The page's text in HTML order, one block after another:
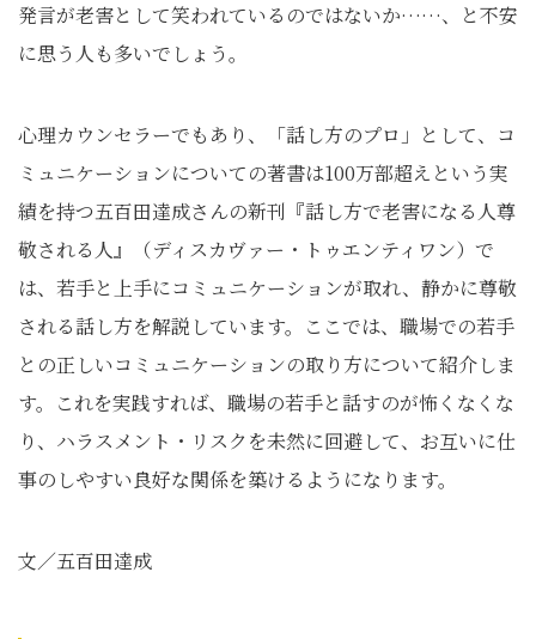
発言が老害として笑われているのではないか……、と不安
に思う人も多いでしょう。
心理カウンセラーでもあり、「話し方のプロ」として、コ
ミュニケーションについての著書は100万部超えという実
績を持つ五百田達成さんの新刊『話し方で老害になる人尊
敬される人』（ディスカヴァー・トゥエンティワン）で
は、若手と上手にコミュニケーションが取れ、静かに尊敬
される話し方を解説しています。ここでは、職場での若手
との正しいコミュニケーションの取り方について紹介しま
す。これを実践すれば、職場の若手と話すのが怖くなくな
り、ハラスメント・リスクを未然に回避して、お互いに仕
事のしやすい良好な関係を築けるようになります。
文／五百田達成